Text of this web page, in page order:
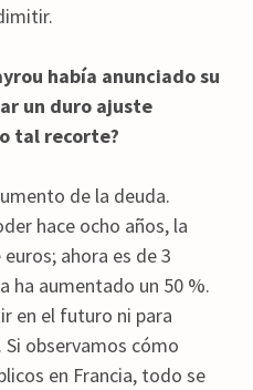
había anunciado su
un duro ajuste
tal recorte?
de la deuda.
hace ocho años, la
ahora es de 3
ha aumentado un 50 %.
en el futuro ni para
observamos cómo
en Francia, todo se